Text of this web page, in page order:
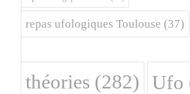
repas ufologiques Toulouse (37)
théories (282) Ufo